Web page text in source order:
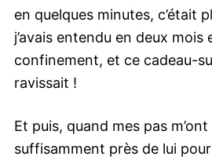
en quelques minutes, c’était
j’avais entendu en deux mois
confinement, et ce cadeau-
ravissait !
Et puis, quand mes pas
suffisamment près de lui